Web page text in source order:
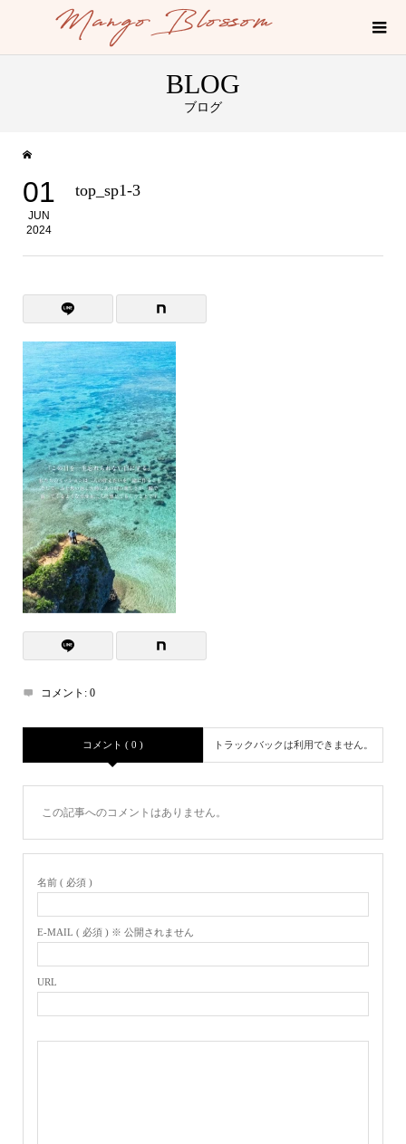
BLOG
ブログ
01
JUN
2024
top_sp1-3
コメント: 0
コメント ( 0 ) トラックバックは利用できません。
この記事へのコメントはありません。
名前 ( 必須 )
E-MAIL ( 必須 ) ※ 公開されません
URL